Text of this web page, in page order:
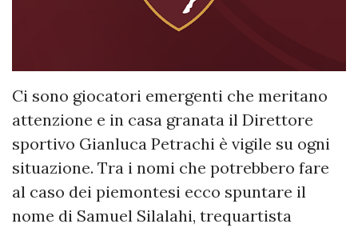
Ci sono giocatori emergenti che meritano
attenzione e in casa granata il Direttore
sportivo Gianluca Petrachi è vigile su ogni
situazione. Tra i nomi che potrebbero fare
al caso dei piemontesi ecco spuntare il
nome di Samuel Silalahi, trequartista